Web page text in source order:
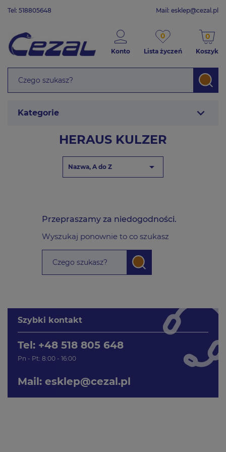
Tel: 518805648 Mail: esklep@cezal.pl
Konto
0
Lista życzeń
0
Koszyk
Kategorie expand_more
Szybki kontakt
Tel: +48 518 805 648
Pn - Pt: 8:00 - 16:00
Mail: esklep@cezal.pl
HERAUS KULZER
Nazwa, A do Z 
Przepraszamy za niedogodności.
Wyszukaj ponownie to co szukasz